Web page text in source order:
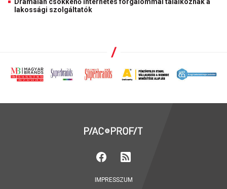
Drámaian csökkenő internetes forgalommal találkoznak a
lakossági szolgáltatók
IMPRESSZUM